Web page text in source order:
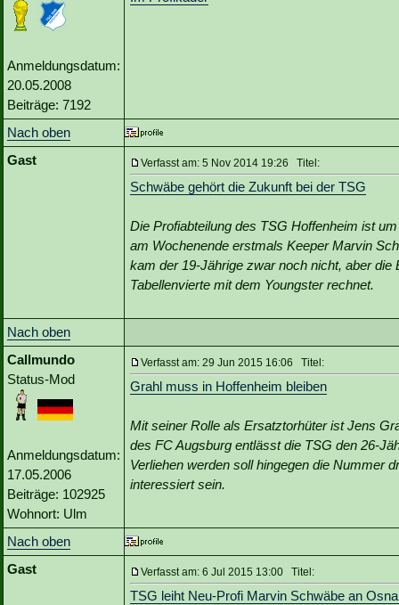
Anmeldungsdatum:
20.05.2008
Beiträge: 7192
Nach oben
Gast
Verfasst am: 5 Nov 2014 19:26 Titel:
Schwäbe gehört die Zukunft bei der TSG
Die Profiabteilung des TSG Hoffenheim ist
am Wochenende erstmals Keeper Marvin
kam der 19-Jährige zwar noch nicht, aber
Tabellenvierte mit dem Youngster rechnet.
Nach oben
Callmundo
Status-Mod
Anmeldungsdatum:
17.05.2006
Beiträge: 102925
Wohnort: Ulm
Verfasst am: 29 Jun 2015 16:06 Titel:
Grahl muss in Hoffenheim bleiben
Mit seiner Rolle als Ersatztorhüter ist Jens
des FC Augsburg entlässt die TSG den 26-
Verliehen werden soll hingegen die Nummer
interessiert sein.
Nach oben
Gast
Verfasst am: 6 Jul 2015 13:00 Titel:
TSG leiht Neu-Profi Marvin Schwäbe an